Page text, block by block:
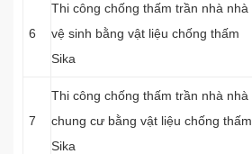
6
Thi công chống thấm trần nhà nhà
vệ sinh bằng vật liệu chống thấm
Sika
7
Thi công chống thấm trần nhà nhà
chung cư bằng vật liệu chống thấm
Sika